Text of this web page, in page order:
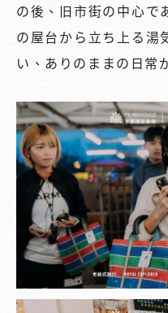
の後、旧市街の中心で
の屋台から立ち上る湯
い、ありのままの日常